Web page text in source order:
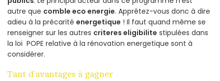
autre que comble eco energie. Apprêtez-vous donc à dire
adieu à la précarité energetique ! Il faut quand même se
renseigner sur les autres criteres eligibilite stipulées dans
la loi POPE relative à la rénovation energetique sont à
considérer.
Tant d’avantages à gagner